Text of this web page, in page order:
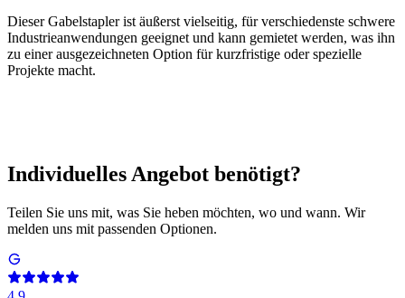
Dieser Gabelstapler ist äußerst vielseitig, für verschiedenste schwere
Industrieanwendungen geeignet und kann gemietet werden, was ihn
zu einer ausgezeichneten Option für kurzfristige oder spezielle
Projekte macht.
Individuelles Angebot benötigt?
Teilen Sie uns mit, was Sie heben möchten, wo und wann. Wir
melden uns mit passenden Optionen.